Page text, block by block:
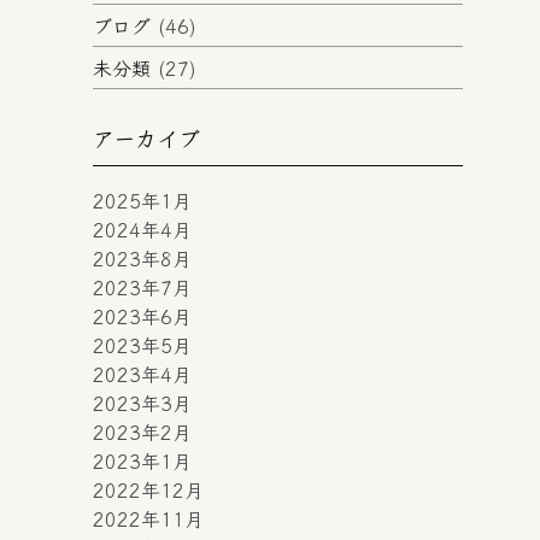
ブログ(46)
未分類 (27)
アーカイブ
2025年1月
2024年4月
2023年8月
2023年7月
2023年6月
2023年5月
2023年4月
2023年3月
2023年2月
2023年1月
2022年12月
2022年11月